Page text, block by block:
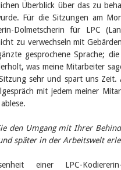
Überblick über das zu
Für die Sitzungen am
Dolmetscherin für LPC
zu verwechseln mit
gesprochene Sprache;
was meine Mitarbeiter
sehr und spart uns Zeit.
mit jedem meiner
den Umgang mit Ihrer
später in der Arbeitswelt
einer LPC-